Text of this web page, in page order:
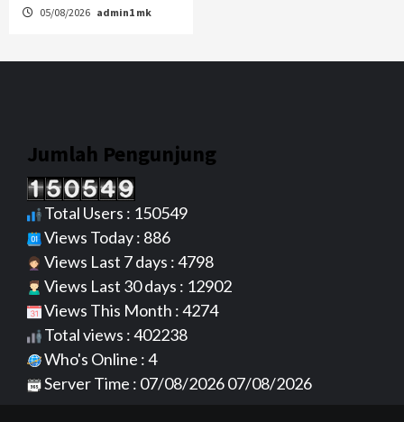
05/08/2026 admin1 mk
Jumlah Pengunjung
Total Users : 150549
Views Today : 886
Views Last 7 days : 4798
Views Last 30 days : 12902
Views This Month : 4274
Total views : 402238
Who's Online : 4
Server Time : 07/08/2026 07/08/2026